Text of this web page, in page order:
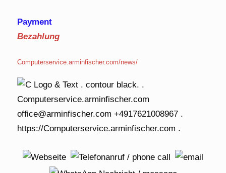
Payment
Bezahlung
Computerservice.arminfischer.com/news/